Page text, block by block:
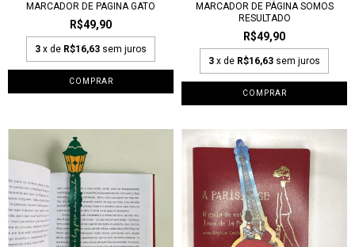
MARCADOR DE PAGINA GATO
R$49,90
3 x de R$16,63 sem juros
MARCADOR DE PÁGINA SOMOS
RESULTADO
R$49,90
3 x de R$16,63 sem juros